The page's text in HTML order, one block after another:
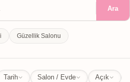
Ara
Güzellik Salonu
Tarih Salon / Evde Açık